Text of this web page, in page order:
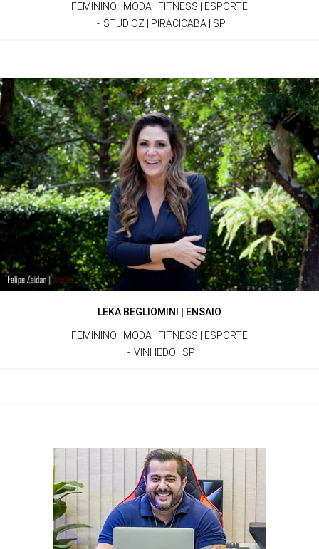
FEMININO | MODA | FITNESS | ESPORTE
STUDIOZ | PIRACICABA | SP
LEKA BEGLIOMINI | ENSAIO
FEMININO | MODA | FITNESS | ESPORTE
VINHEDO | SP